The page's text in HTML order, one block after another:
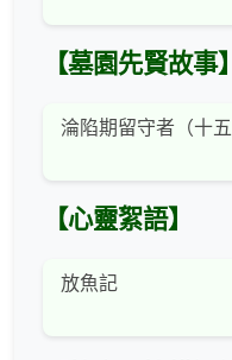
【墓園先賢故事】
淪陷期留守者（十
【心靈絮語】
放魚記